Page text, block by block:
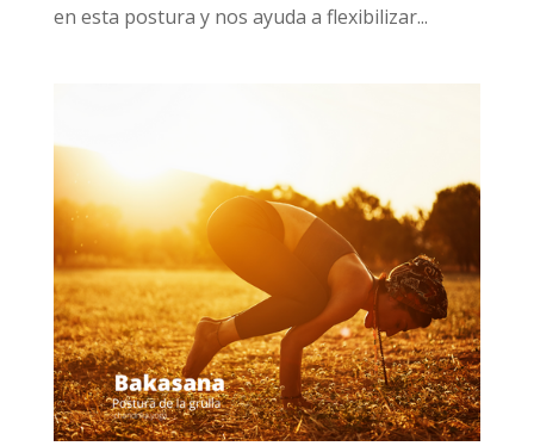
en esta postura y nos ayuda a flexibilizar...